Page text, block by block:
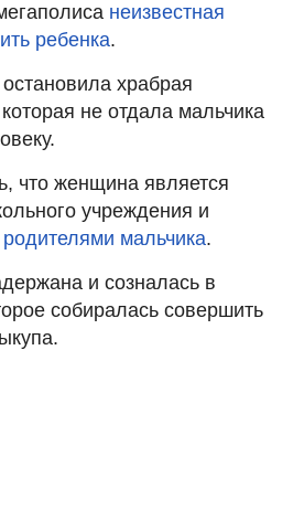
неизвестная
ребенка.
храбрая
не отдала мальчика
что женщина является
учреждения и
мальчика.
и созналась в
собиралась совершить